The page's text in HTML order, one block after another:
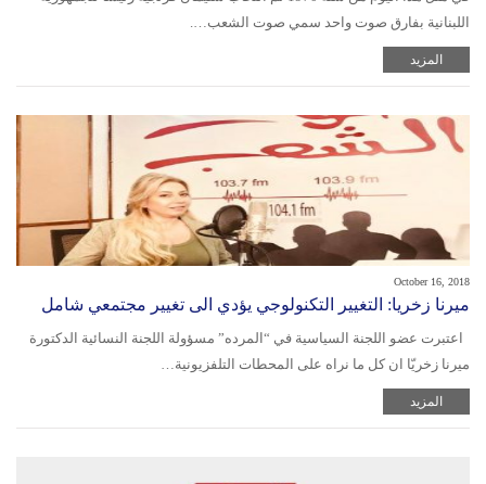
اللبنانية بفارق صوت واحد سمي صوت الشعب….
المزيد
October 16, 2018
ميرنا زخريا: التغيير التكنولوجي يؤدي الى تغيير مجتمعي شامل
اعتبرت عضو اللجنة السياسية في “المرده” مسؤولة اللجنة النسائية الدكتورة
ميرنا زخريّا ان كل ما نراه على المحطات التلفزيونية…
المزيد